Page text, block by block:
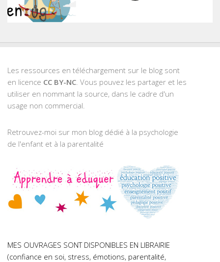
Les ressources en téléchargement sur le blog sont
en licence CC BY-NC . Vous pouvez les partager et les
utiliser en nommant la source, dans le cadre d'un
usage non commercial.
Retrouvez-moi sur mon blog dédié à la psychologie
de l'enfant et à la parentalité
MES OUVRAGES SONT DISPONIBLES EN LIBRAIRIE
(confiance en soi, stress, émotions, parentalité,